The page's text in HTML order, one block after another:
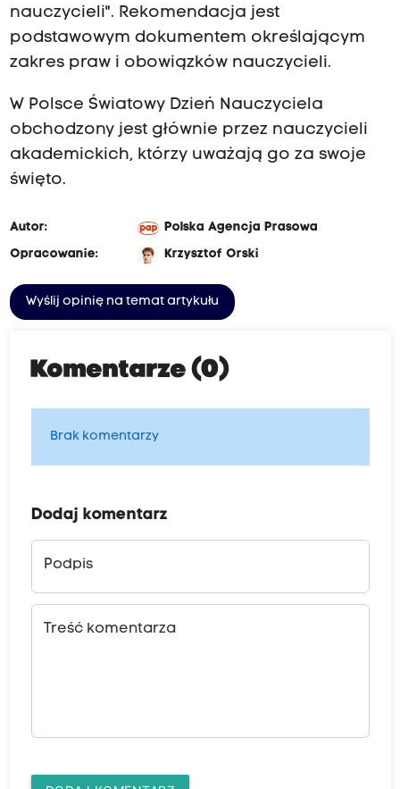
nauczycieli". Rekomendacja jest
podstawowym dokumentem określającym
zakres praw i obowiązków nauczycieli.
W Polsce Światowy Dzień Nauczyciela
obchodzony jest głównie przez nauczycieli
akademickich, którzy uważają go za swoje
święto.
Autor:
Polska Agencja Prasowa
Opracowanie:
Krzysztof Orski
Wyślij opinię na temat artykułu
Komentarze (0)
Brak komentarzy
Dodaj komentarz
Podpis
Treść komentarza